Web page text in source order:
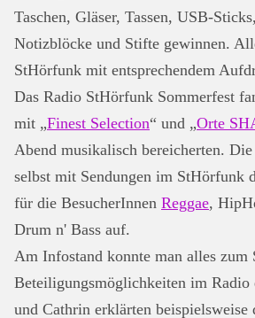
Taschen, Gläser, Tassen, USB-
Notizblöcke und Stifte gewinnen.
StHörfunk mit entsprechendem
Das Radio StHörfunk Sommerfest
mit „Finest Selection“ und „Orte
Abend musikalisch bereicherten.
selbst mit Sendungen im StHörfunk
für die BesucherInnen Reggae,
Drum n' Bass auf.
Am Infostand konnte man alles zum
Beteiligungsmöglichkeiten im Radio
und Cathrin erklärten beispielsweise